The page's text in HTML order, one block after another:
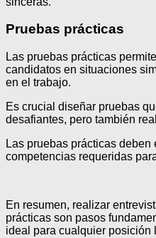
Pruebas prácticas
Las pruebas prácticas
candidatos en situaciones
en el trabajo.
Es crucial diseñar pruebas
desafiantes, pero también
Las pruebas prácticas
competencias requeridas
En resumen, realizar
prácticas son pasos
ideal para cualquier posición